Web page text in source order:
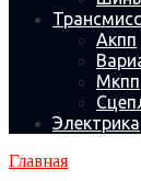
Акпп
Мкпп
Электрика
Главная